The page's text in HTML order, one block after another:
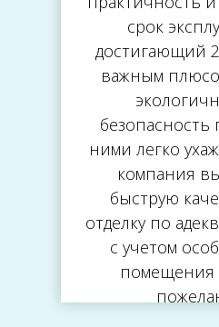
срок
достигающий
важным
безопасность
ними легко
компания
быструю
отделку по
с учетом